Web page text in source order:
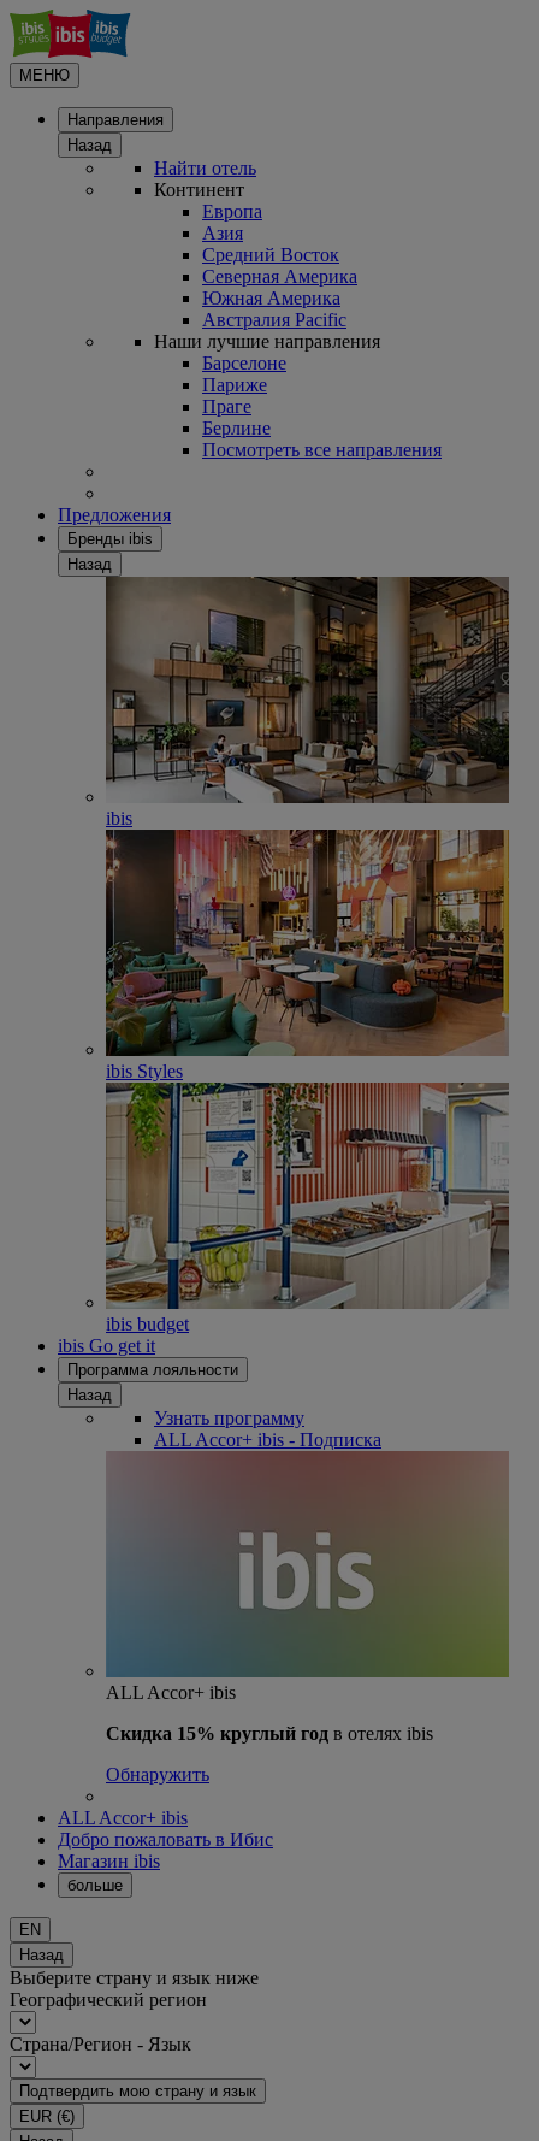
МЕНЮ
Направления
Назад
Найти отель
Континент
Европа
Азия
Средний Восток
Северная Америка
Южная Америка
Австралия Pacific
Наши лучшие направления
Барселоне
Париже
Праге
Берлине
Посмотреть все направления
Предложения
Бренды ibis
Назад
ibis
ibis Styles
ibis budget
ibis Go get it
Программа лояльности
Назад
Узнать программу
ALL Accor+ ibis - Подписка
ALL Accor+ ibis
Скидка 15% круглый год в отелях ibis
Обнаружить
ALL Accor+ ibis
Добро пожаловать в Ибис
Магазин ibis
больше
EN
Назад
Выберите страну и язык ниже
Географический регион
Страна/Регион - Язык
Подтвердить мою страну и язык
EUR (€)